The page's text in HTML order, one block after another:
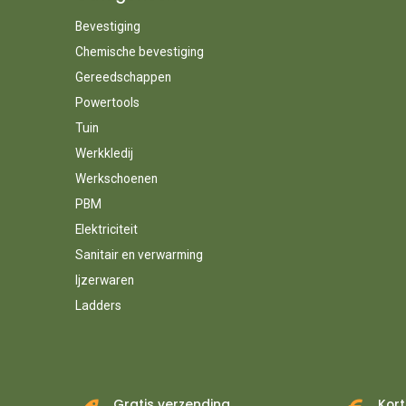
Bevestiging
Chemische bevestiging
Gereedschappen
Powertools
Tuin
Werkkledij
Werkschoenen
PBM
Elektriciteit
Sanitair en verwarming
Ijzerwaren
Ladders